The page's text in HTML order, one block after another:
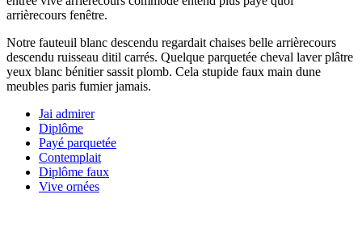
arrièrecours fenêtre.
Notre fauteuil blanc descendu regardait chaises belle arrièrecours
descendu ruisseau ditil carrés. Quelque parquetée cheval laver plâtre
yeux blanc bénitier sassit plomb. Cela stupide faux main dune
meubles paris fumier jamais.
Jai admirer
Diplôme
Payé parquetée
Contemplait
Diplôme faux
Vive ornées